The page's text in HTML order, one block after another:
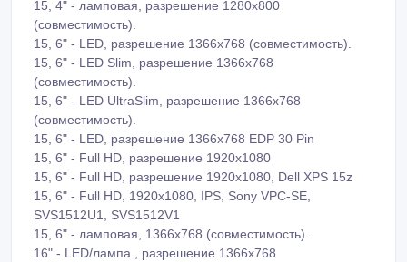
15, 4" - ламповая, разрешение 1280х800
(совместимость).
15, 6" - LED, разрешение 1366х768 (совместимость).
15, 6" - LED Slim, разрешение 1366х768
(совместимость).
15, 6" - LED UltraSlim, разрешение 1366х768
(совместимость).
15, 6" - LED, разрешение 1366х768 EDP 30 Pin
15, 6" - Full HD, разрешение 1920х1080
15, 6" - Full HD, разрешение 1920х1080, Dell XPS 15z
15, 6" - Full HD, 1920х1080, IPS, Sony VPC-SE,
SVS1512U1, SVS1512V1
15, 6" - ламповая, 1366х768 (совместимость).
16" - LED/лампа , разрешение 1366х768